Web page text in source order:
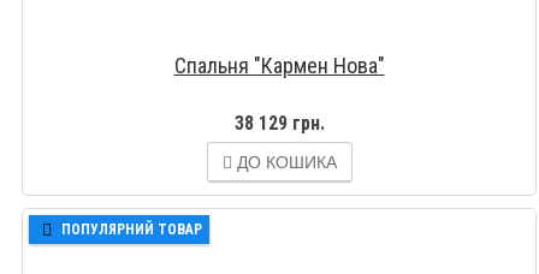
Спальня "Кармен Нова"
38 129 грн.
ДО КОШИКА
ПОПУЛЯРНИЙ ТОВАР